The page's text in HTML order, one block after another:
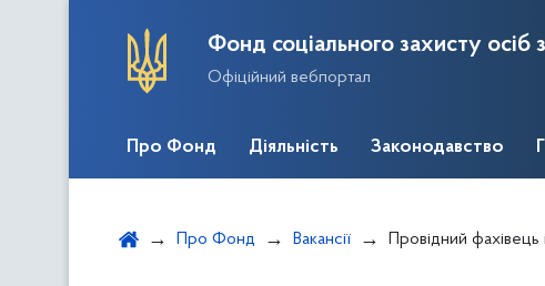
Фонд соціального захисту осіб
Офіційний вебпортал
Про Фонд Діяльність Законодавство
Про Фонд Вакансії Провідний фахівець із